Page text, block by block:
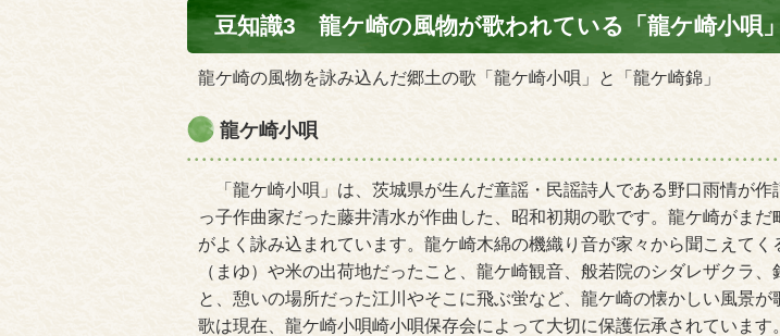
豆知識3 龍ケ崎の風物が歌われている「龍ケ崎小唄
龍ケ崎の風物を詠み込んだ郷土の歌「龍ケ崎小唄」と「龍ケ崎錦」
龍ケ崎小唄
「龍ケ崎小唄」は、茨城県が生んだ童謡・民謡詩人である野口雨情が作
っ子作曲家だった藤井清水が作曲した、昭和初期の歌です。龍ケ崎がまだ
がよく詠み込まれています。龍ケ崎木綿の機織り音が家々から聞こえてく
（まゆ）や米の出荷地だったこと、龍ケ崎観音、般若院のシダレザクラ、
と、憩いの場所だった江川やそこに飛ぶ蛍など、龍ケ崎の懐かしい風景が
歌は現在、龍ケ崎小唄崎小唄保存会によって大切に保護伝承されています